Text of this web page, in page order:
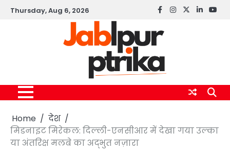
SkipThursday, Aug 6, 2026 Facebook
instagram
twitterlinkedin
Home
देश
मिडनाइट मिरेकल: दिल्ली-एनसीआर में देखा गया उल्का
या अंतरिक्ष मलबे का अद्भुत नज़ारा